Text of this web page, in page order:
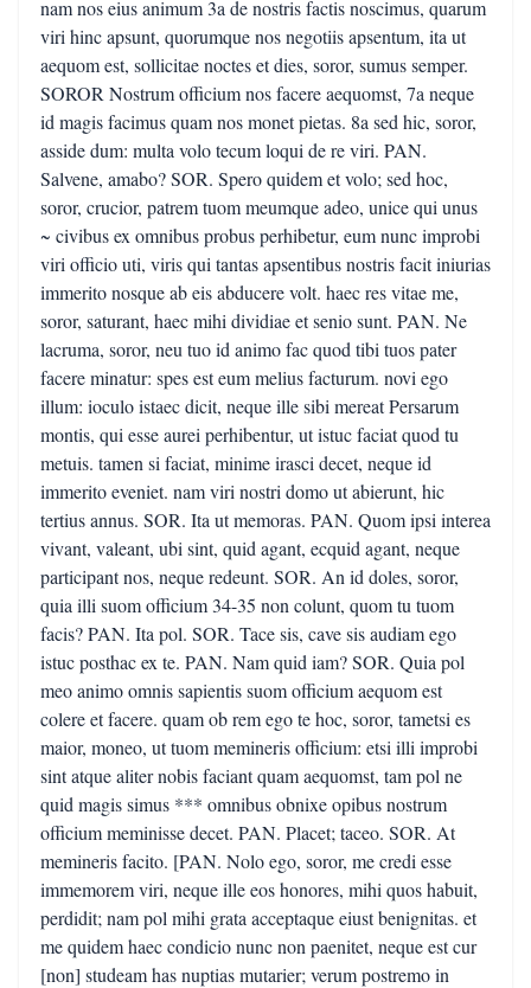
nam nos eius animum 3a de nostris factis noscimus, quarum
viri hinc apsunt, quorumque nos negotiis apsentum, ita ut
aequom est, sollicitae noctes et dies, soror, sumus semper.
SOROR Nostrum officium nos facere aequomst, 7a neque
id magis facimus quam nos monet pietas. 8a sed hic, soror,
asside dum: multa volo tecum loqui de re viri. PAN.
Salvene, amabo? SOR. Spero quidem et volo; sed hoc,
soror, crucior, patrem tuom meumque adeo, unice qui unus
~ civibus ex omnibus probus perhibetur, eum nunc improbi
viri officio uti, viris qui tantas apsentibus nostris facit iniurias
immerito nosque ab eis abducere volt. haec res vitae me,
soror, saturant, haec mihi dividiae et senio sunt. PAN. Ne
lacruma, soror, neu tuo id animo fac quod tibi tuos pater
facere minatur: spes est eum melius facturum. novi ego
illum: ioculo istaec dicit, neque ille sibi mereat Persarum
montis, qui esse aurei perhibentur, ut istuc faciat quod tu
metuis. tamen si faciat, minime irasci decet, neque id
immerito eveniet. nam viri nostri domo ut abierunt, hic
tertius annus. SOR. Ita ut memoras. PAN. Quom ipsi interea
vivant, valeant, ubi sint, quid agant, ecquid agant, neque
participant nos, neque redeunt. SOR. An id doles, soror,
quia illi suom officium 34-35 non colunt, quom tu tuom
facis? PAN. Ita pol. SOR. Tace sis, cave sis audiam ego
istuc posthac ex te. PAN. Nam quid iam? SOR. Quia pol
meo animo omnis sapientis suom officium aequom est
colere et facere. quam ob rem ego te hoc, soror, tametsi es
maior, moneo, ut tuom memineris officium: etsi illi improbi
sint atque aliter nobis faciant quam aequomst, tam pol ne
quid magis simus *** omnibus obnixe opibus nostrum
officium meminisse decet. PAN. Placet; taceo. SOR. At
memineris facito. [PAN. Nolo ego, soror, me credi esse
immemorem viri, neque ille eos honores, mihi quos habuit,
perdidit; nam pol mihi grata acceptaque eiust benignitas. et
me quidem haec condicio nunc non paenitet, neque est cur
[non] studeam has nuptias mutarier; verum postremo in